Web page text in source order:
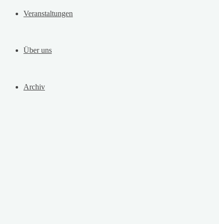
Veranstaltungen
Über uns
Archiv